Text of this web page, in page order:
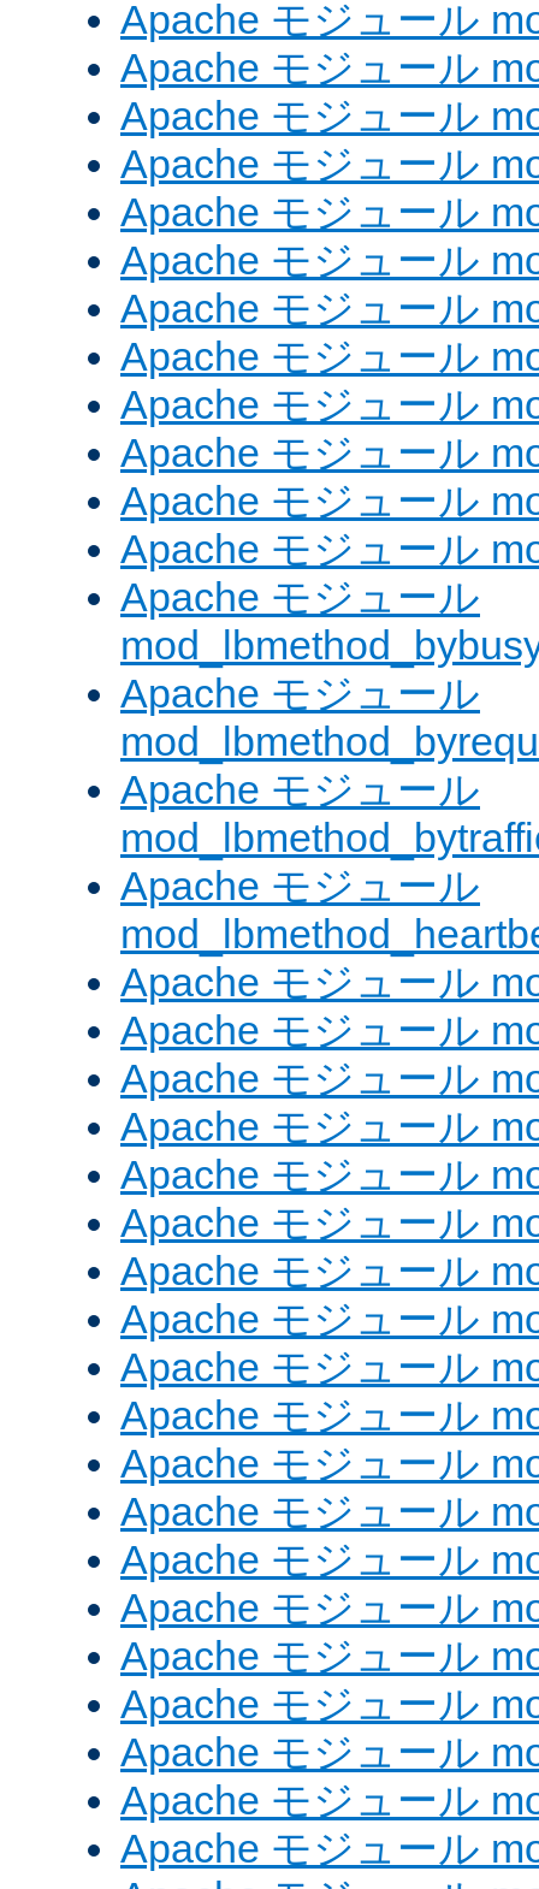
Apache モジュール
Apache モジュール
Apache モジュール
Apache モジュール
Apache モジュール
Apache モジュール
Apache モジュール
Apache モジュール
Apache モジュール
Apache モジュール
Apache モジュール
Apache モジュール
Apache モジュール
Apache モジュール
Apache モジュール
Apache モジュール
Apache モジュール
Apache モジュール
Apache モジュール
Apache モジュール
Apache モジュール
Apache モジュール
Apache モジュール
Apache モジュール
Apache モジュール
Apache モジュール
Apache モジュール
Apache モジュール
Apache モジュール
Apache モジュール
Apache モジュール
Apache モジュール
Apache モジュール
Apache モジュール
Apache モジュール